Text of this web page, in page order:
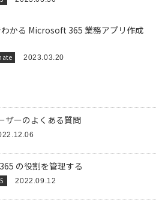
わかる Microsoft 365 業務アプリ作成
2023.03.20
ザーのよくある質問
の役割を管理する
2022.09.12